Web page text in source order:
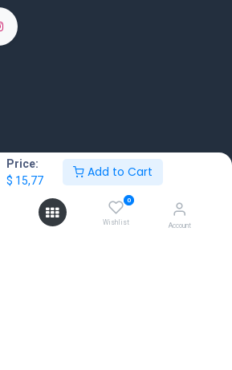
Price:
$ 15,77
Add to Cart
0
Wishlist Account